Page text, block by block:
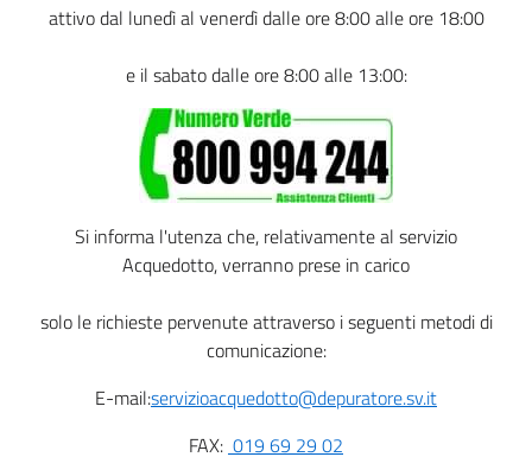
attivo dal lunedì al venerdì dalle ore 8:00 alle ore 18:00
e il sabato dalle ore 8:00 alle 13:00:
Si informa l'utenza che, relativamente al servizio
Acquedotto, verranno prese in carico
solo le richieste pervenute attraverso i seguenti metodi di
comunicazione:
E-mail:servizioacquedotto@depuratore.sv.it
FAX: 019 69 29 02